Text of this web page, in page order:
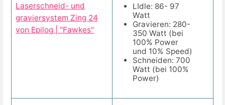
Laserschneid- und
graviersystem Zing 24
von Epilog | "Fawkes"
LIdle: 86- 97
Watt
Gravieren: 280-
350 Watt (bei
100% Power
und 10% Speed)
Schneiden: 700
Watt (bei 100%
Power)